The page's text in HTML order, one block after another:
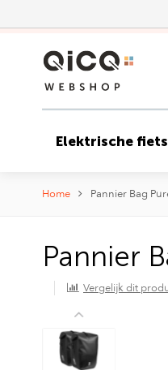
Elektrische
Home Pannier Bag
Pannier
Vergelijk dit